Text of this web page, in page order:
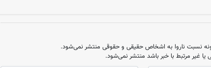
نسبت ناروا به اشخاص حقیقی و حقوقی منتشر نمی‌شود.
یا غیر مرتبط با خبر باشد منتشر نمی‌شود.